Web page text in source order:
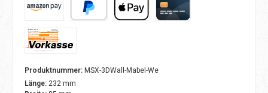
Produktnummer: MSX-3DWall-Mabel-We
Länge: 232 mm